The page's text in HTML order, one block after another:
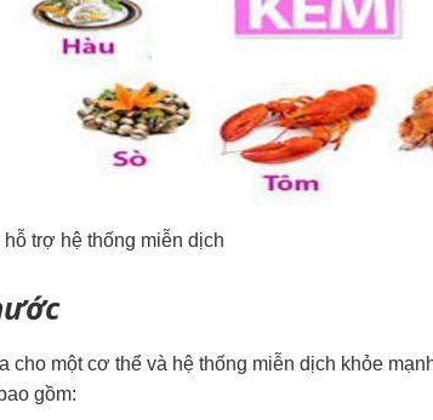
trợ hệ thống miễn dịch
cho một cơ thể và hệ thống miễn dịch khỏe
gồm: